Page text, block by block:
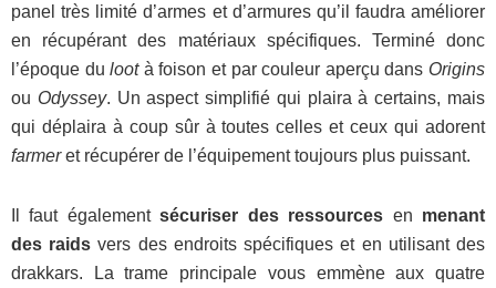
panel très limité d’armes et d’armures qu’il faudra améliorer
en récupérant des matériaux spécifiques. Terminé donc
l’époque dulootà foison et par couleur aperçu dans Origins
ou Odyssey. Un aspect simplifié qui plaira à certains, mais
qui déplaira à coup sûr à toutes celles et ceux qui adorent
farmeret récupérer de l’équipement toujours plus puissant.
Il faut égalementsécuriser des ressources en menant
des raids vers des endroits spécifiques et en utilisant des
drakkars. La trame principale vous emmène aux quatre